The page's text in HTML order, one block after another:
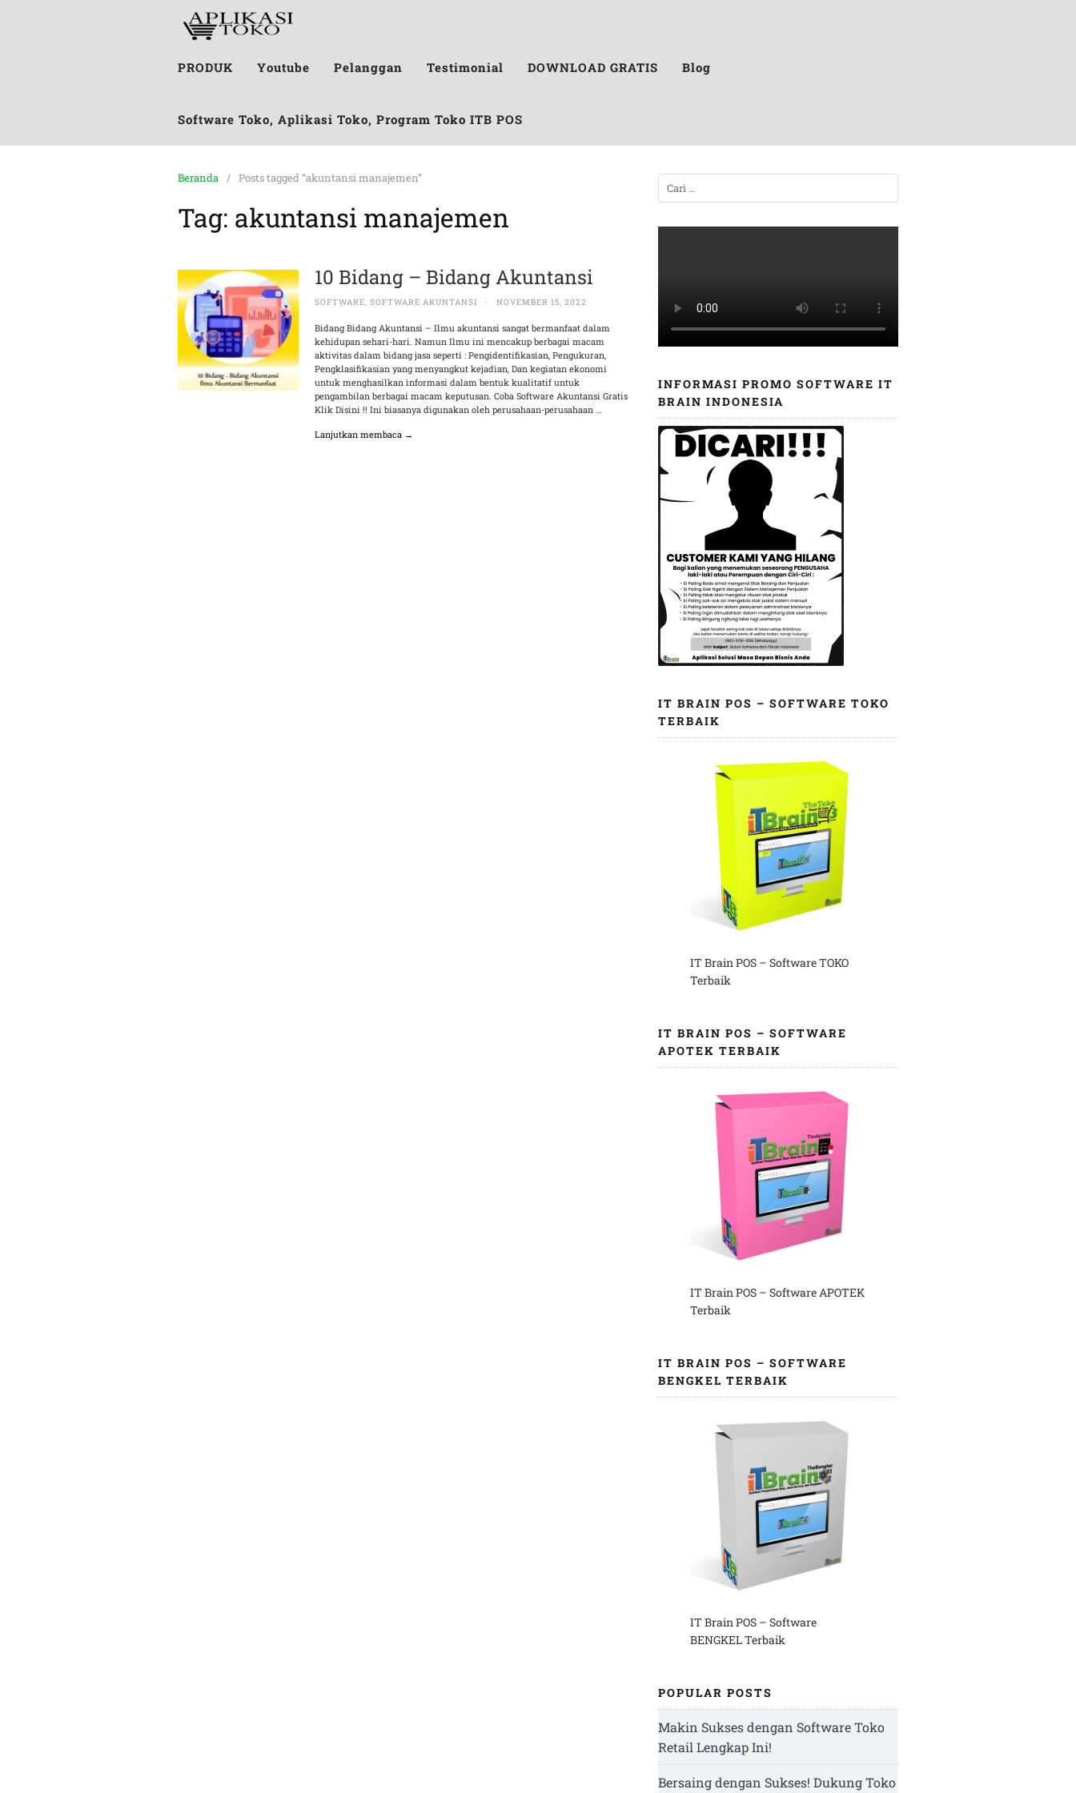
PRODUK Youtube Pelanggan Testimonial DOWNLOAD GRATIS Blog
Software Toko, Aplikasi Toko, Program Toko ITB POS
Beranda Posts tagged “akuntansi manajemen”
Tag: akuntansi manajemen
10 Bidang – Bidang Akuntansi
SOFTWARE,SOFTWARE AKUNTANSI · NOVEMBER 15, 2022
Bidang Bidang Akuntansi – Ilmu akuntansi sangat bermanfaat dalam
kehidupan sehari-hari. Namun Ilmu ini mencakup berbagai macam
aktivitas dalam bidang jasa seperti : Pengidentifikasian, Pengukuran,
Pengklasifikasian yang menyangkut kejadian, Dan kegiatan ekonomi
untuk menghasilkan informasi dalam bentuk kualitatif untuk
pengambilan berbagai macam keputusan. Coba Software Akuntansi Gratis
Klik Disini !! Ini biasanya digunakan oleh perusahaan-perusahaan …
Lanjutkan membaca →
INFORMASI PROMO SOFTWARE IT
BRAIN INDONESIA
IT BRAIN POS – SOFTWARE TOKO
TERBAIK
IT Brain POS – Software TOKO
Terbaik
IT BRAIN POS – SOFTWARE
APOTEK TERBAIK
IT Brain POS – Software APOTEK
Terbaik
IT BRAIN POS – SOFTWARE
BENGKEL TERBAIK
IT Brain POS – Software
BENGKEL Terbaik
POPULAR POSTS
Makin Sukses dengan Software Toko
Retail Lengkap Ini!
Bersaing dengan Sukses! Dukung Toko